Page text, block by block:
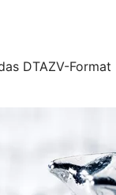
DTAZV-Format